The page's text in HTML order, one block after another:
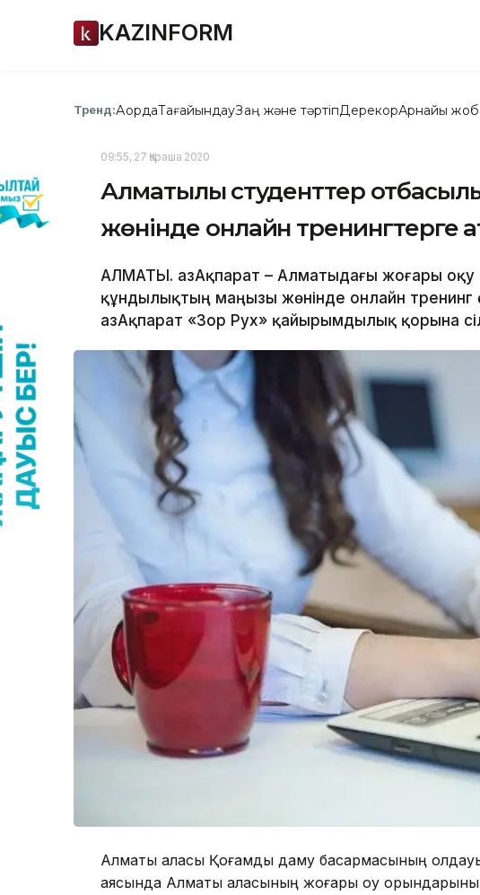
KAZINFORM
Тренд:АқордаТағайындауЗаң және тәртіпДерекқорАрнайы
09:55, 27 Қараша 2020
Алматылық студенттер
жөнінде онлайн тренингтерге
АЛМАТЫ. ҚазАқпарат – Алматыдағы жоғары
құндылықтың маңызы жөнінде онлайн тренинг
ҚазАқпарат «Зор Рух» қайырымдылық қорына
Алматы қаласы Қоғамдық даму басқармасының
аясында Алматы қаласының жоғары оқу